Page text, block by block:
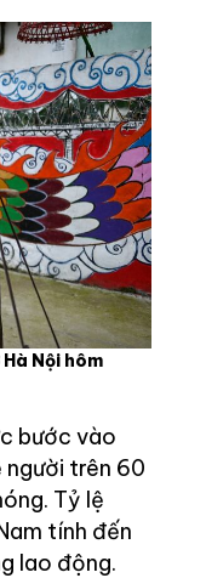
Nội hôm
bước vào
người trên 60
Tỷ lệ
tính đến
lao động.